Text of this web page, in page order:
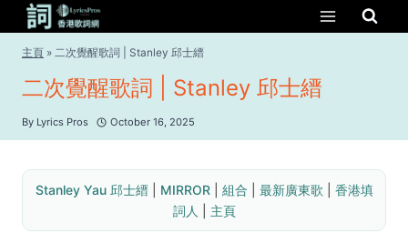
content
主頁 » 二次覺醒歌詞 | Stanley 邱士縉
二次覺醒歌詞 | Stanley 邱士縉
By Lyrics Pros October 16, 2025
Stanley Yau 邱士縉 | MIRROR | 組合 最新廣東歌
香港填
詞人
主頁